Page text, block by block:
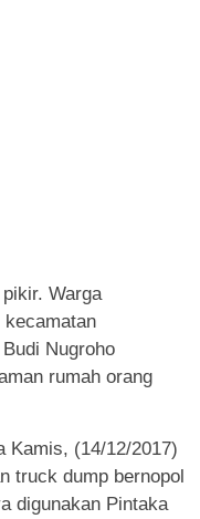
Warga
kecamatan
Nugroho
rumah orang
Kamis, (14/12/2017)
truck dump bernopol
digunakan Pintaka